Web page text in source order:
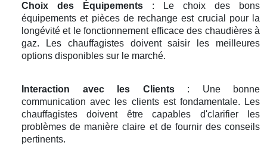
Choix des Équipements : Le choix des bons
équipements et pièces de rechange est crucial pour la
longévité et le fonctionnement efficace des chaudières à
gaz. Les chauffagistes doivent saisir les meilleures
options disponibles sur le marché.
Interaction avec les Clients: Une bonne
communication avec les clients est fondamentale. Les
chauffagistes doivent être capables d'clarifier les
problèmes de manière claire et de fournir des conseils
pertinents.